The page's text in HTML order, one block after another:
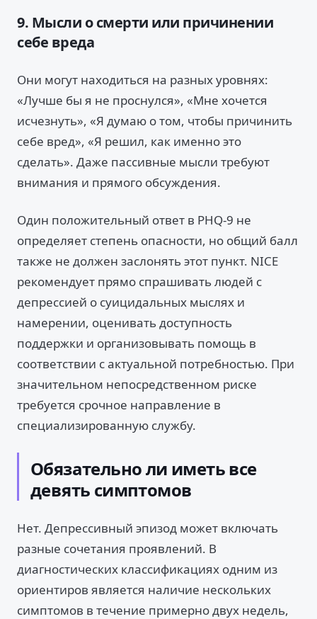
9. Мысли о смерти или причинении
себе вреда
Они могут находиться на разных уровнях:
«Лучше бы я не проснулся», «Мне хочется
исчезнуть», «Я думаю о том, чтобы причинить
себе вред», «Я решил, как именно это
сделать». Даже пассивные мысли требуют
внимания и прямого обсуждения.
Один положительный ответ в PHQ-9 не
определяет степень опасности, но общий балл
также не должен заслонять этот пункт. NICE
рекомендует прямо спрашивать людей с
депрессией о суицидальных мыслях и
намерении, оценивать доступность
поддержки и организовывать помощь в
соответствии с актуальной потребностью. При
значительном непосредственном риске
требуется срочное направление в
специализированную службу.
Обязательно ли иметь все
девять симптомов
Нет. Депрессивный эпизод может включать
разные сочетания проявлений. В
диагностических классификациях одним из
ориентиров является наличие нескольких
симптомов в течение примерно двух недель,